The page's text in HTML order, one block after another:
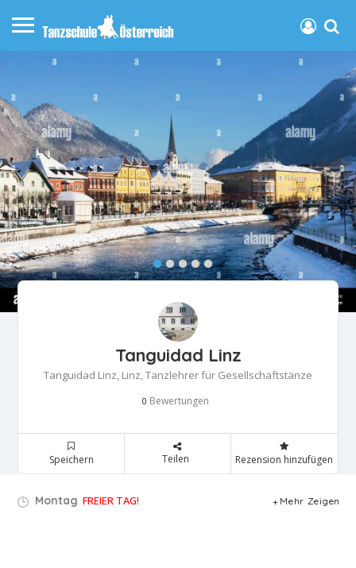
Tanguidad Linz
Tanguidad Linz, Linz, Tanzlehrer für Gesellschaftstänze
0 Bewertungen
Speichern Teilen Rezension hinzufügen
Montag FREIER TAG! Mehr Zeigen